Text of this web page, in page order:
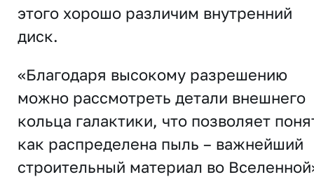
этого хорошо различим внутренний
диск.
«Благодаря высокому разрешению
можно рассмотреть детали внешнего
кольца галактики, что позволяет
как распределена пыль – важнейший
строительный материал во